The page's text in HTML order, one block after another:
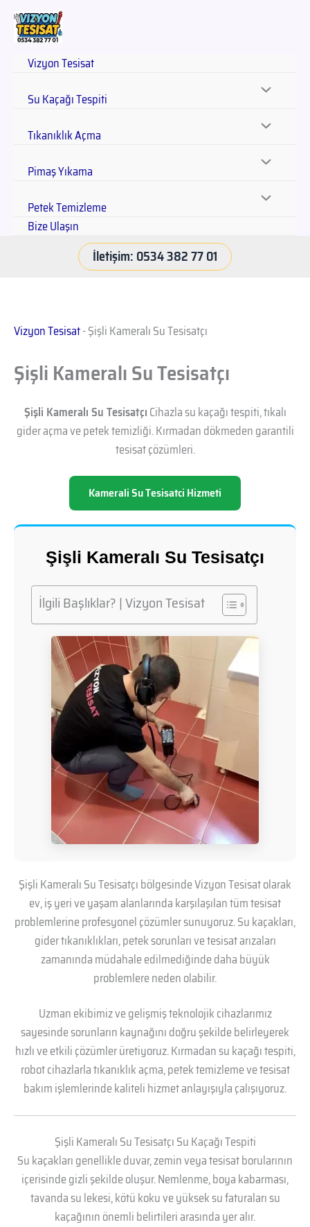
Vizyon Tesisat
Su Kaçağı Tespiti
Tıkanıklık Açma
Pimaş Yıkama
Petek Temizleme
Bize Ulaşın
İletişim: 0534 382 77 01
Vizyon Tesisat-Şişli Kameralı Su Tesisatçı
Şişli Kameralı Su Tesisatçı
Şişli Kameralı Su TesisatçıCihazla su kaçağı tespiti, tıkalı
gider açma ve petek temizliği. Kırmadan dökmeden garantili
tesisat çözümleri.
Kamerali Su Tesisatci Hizmeti
Şişli Kameralı Su Tesisatçı
İlgili Başlıklar? | Vizyon Tesisat
Şişli Kameralı Su Tesisatçı bölgesinde Vizyon Tesisat olarak
ev, iş yeri ve yaşam alanlarında karşılaşılan tüm tesisat
problemlerine profesyonel çözümler sunuyoruz. Su kaçakları,
gider tıkanıklıkları, petek sorunları ve tesisat arızaları
zamanında müdahale edilmediğinde daha büyük
problemlere neden olabilir.
Uzman ekibimiz ve gelişmiş teknolojik cihazlarımız
sayesinde sorunların kaynağını doğru şekilde belirleyerek
hızlı ve etkili çözümler üretiyoruz. Kırmadan su kaçağı tespiti,
robot cihazlarla tıkanıklık açma, petek temizleme ve tesisat
bakım işlemlerinde kaliteli hizmet anlayışıyla çalışıyoruz.
Şişli Kameralı Su Tesisatçı Su Kaçağı Tespiti
Su kaçakları genellikle duvar, zemin veya tesisat borularının
içerisinde gizli şekilde oluşur. Nemlenme, boya kabarması,
tavanda su lekesi, kötü koku ve yüksek su faturaları su
kaçağının önemli belirtileri arasında yer alır.